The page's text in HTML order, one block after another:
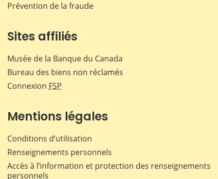
Prévention de la fraude
Sites affiliés
Musée de la Banque du Canada
Bureau des biens non réclamés
Connexion FSP
Mentions légales
Conditions d’utilisation
Renseignements personnels
Accès à l’information et protection des renseignements
personnels